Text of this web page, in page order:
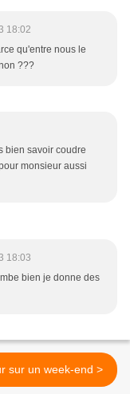
18:02
qu'entre nous le
???
bien savoir coudre
monsieur aussi
18:03
bien je donne des
Retour sur un week-end >